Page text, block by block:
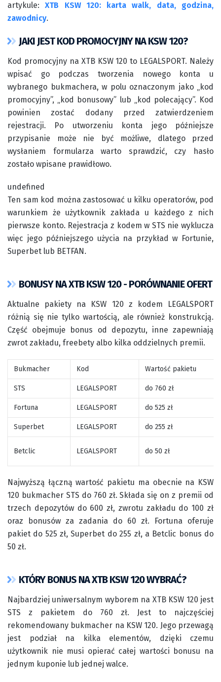
artykule:XTB KSW 120: karta walk, data, godzina,
zawodnicy.
JAKI JEST KOD PROMOCYJNY NA KSW 120?
Kod promocyjny na XTB KSW 120 to LEGALSPORT. Należy
wpisać go podczas tworzenia nowego konta u
wybranego bukmachera, w polu oznaczonym jako „kod
promocyjny”, „kod bonusowy” lub „kod polecający”. Kod
powinien zostać dodany przed zatwierdzeniem
rejestracji. Po utworzeniu konta jego późniejsze
przypisanie może nie być możliwe, dlatego przed
wysłaniem formularza warto sprawdzić, czy hasło
zostało wpisane prawidłowo.
undefined
Ten sam kod można zastosować u kilku operatorów, pod
warunkiem że użytkownik zakłada u każdego z nich
pierwsze konto. Rejestracja z kodem w STS nie wyklucza
więc jego późniejszego użycia na przykład w Fortunie,
Superbet lub BETFAN.
BONUSY NA XTB KSW 120 - PORÓWNANIE OFERT
Aktualne pakiety na KSW 120 z kodem LEGALSPORT
różnią się nie tylko wartością, ale również konstrukcją.
Część obejmuje bonus od depozytu, inne zapewniają
zwrot zakładu, freebety albo kilka oddzielnych premii.
Bukmacher Kod Wartość pakietu
STS LEGALSPORT do 760 zł
Fortuna LEGALSPORT do 525 zł
Superbet LEGALSPORT do 255 zł
Betclic LEGALSPORT do 50 zł
Najwyższą łączną wartość pakietu ma obecnie na KSW
120 bukmacher STS do 760 zł. Składa się on z premii od
trzech depozytów do 600 zł, zwrotu zakładu do 100 zł
oraz bonusów za zadania do 60 zł. Fortuna oferuje
pakiet do 525 zł, Superbet do 255 zł, a Betclic bonus do
50 zł.
KTÓRY BONUS NA XTB KSW 120 WYBRAĆ?
Najbardziej uniwersalnym wyborem na XTB KSW 120 jest
STS z pakietem do 760 zł. Jest to najczęściej
rekomendowany bukmacher na KSW 120. Jego przewagą
jest podział na kilka elementów, dzięki czemu
użytkownik nie musi opierać całej wartości bonusu na
jednym kuponie lub jednej walce.